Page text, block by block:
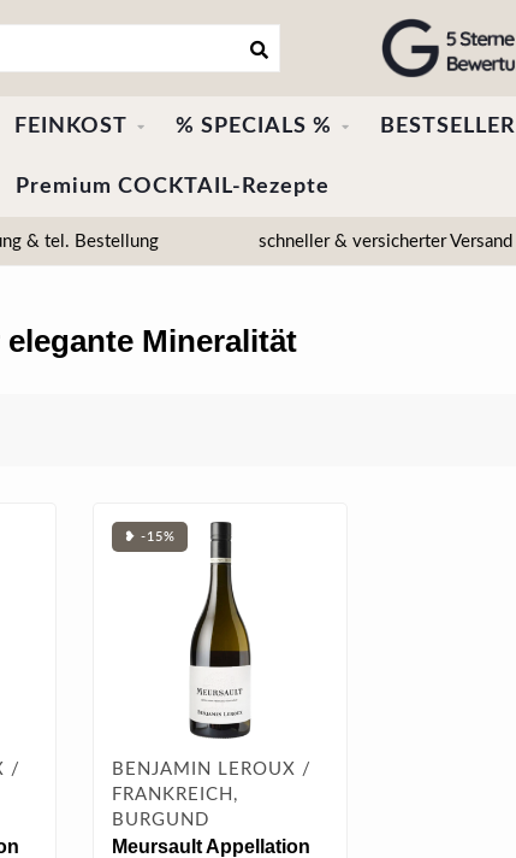
FEINKOST % SPECIALS % BESTSELLER
Premium COCKTAIL-Rezepte
& tel. Bestellung schneller & versicherter Versand
Mineralität
/
❥ -15%
BENJAMIN LEROUX /
FRANKREICH,
BURGUND
Meursault Appellation